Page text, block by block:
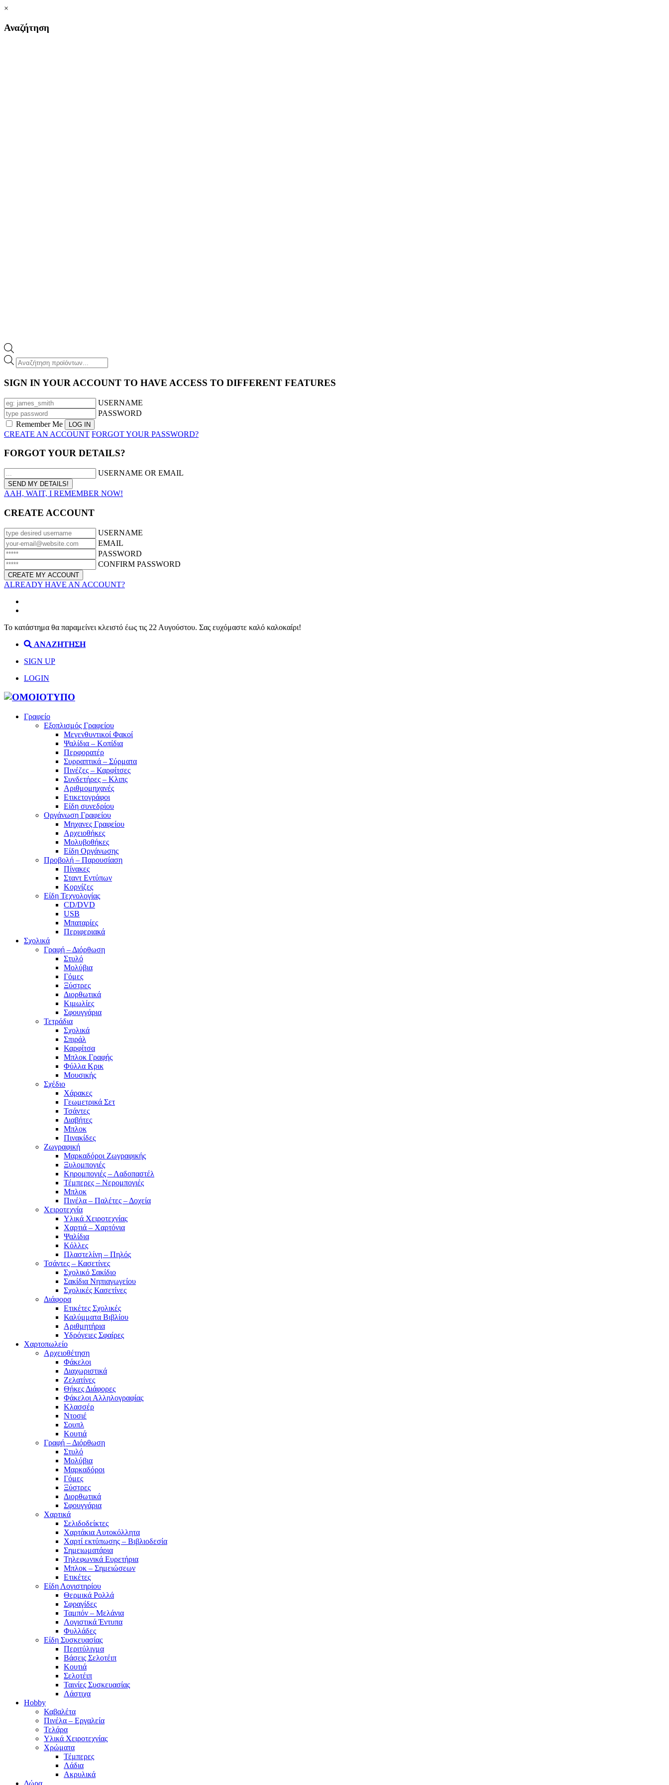
×
Αναζήτηση
Products
search
SIGN IN YOUR ACCOUNT TO HAVE ACCESS TO DIFFERENT FEATURES
USERNAME
PASSWORD
Remember Me
CREATE AN ACCOUNT FORGOT YOUR PASSWORD?
FORGOT YOUR DETAILS?
USERNAME OR EMAIL
AAH, WAIT, I REMEMBER NOW!
CREATE ACCOUNT
USERNAME
EMAIL
PASSWORD
CONFIRM PASSWORD
ALREADY HAVE AN ACCOUNT?
Το κατάστημα θα παραμείνει κλειστό έως τις 22 Αυγούστου. Σας ευχόμαστε καλό καλοκαίρι!
ΑΝΑΖΗΤΗΣΗ
SIGN UP
LOGIN
Γραφείο
Εξοπλισμός Γραφείου
Μεγενθυντικοί Φακοί
Ψαλίδια – Κοπίδια
Περφορατέρ
Συρραπτικά – Σύρματα
Πινέζες – Καρφίτσες
Συνδετήρες – Κλιπς
Αριθμομηχανές
Ετικετογράφοι
Είδη συνεδρίου
Οργάνωση Γραφείου
Μηχανες Γραφείου
Αρχειοθήκες
Μολυβοθήκες
Είδη Οργάνωσης
Προβολή – Παρουσίαση
Πίνακες
Σταντ Εντύπων
Κορνίζες
Είδη Τεχνολογίας
CD/DVD
USB
Μπαταρίες
Περιφεριακά
Σχολικά
Γραφή – Διόρθωση
Στυλό
Μολύβια
Γόμες
Ξύστρες
Διορθωτικά
Κιμωλίες
Σφουγγάρια
Τετράδια
Σχολικά
Σπιράλ
Καρφίτσα
Μπλοκ Γραφής
Φύλλα Κρικ
Μουσικής
Σχέδιο
Χάρακες
Γεωμετρικά Σετ
Τσάντες
Διαβήτες
Μπλοκ
Πινακίδες
Ζωγραφική
Μαρκαδόροι Ζωγραφικής
Ξυλομπογιές
Κηρομπογιές – Λαδοπαστέλ
Τέμπερες – Νερομπογιές
Μπλοκ
Πινέλα – Παλέτες – Δοχεία
Χειροτεχνία
Υλικά Χειροτεχνίας
Χαρτιά – Χαρτόνια
Ψαλίδια
Κόλλες
Πλαστελίνη – Πηλός
Τσάντες – Κασετίνες
Σχολικό Σακίδιο
Σακίδια Νηπιαγωγείου
Σχολικές Κασετίνες
Διάφορα
Ετικέτες Σχολικές
Καλύμματα Βιβλίου
Αριθμητήρια
Υδρόγειες Σφαίρες
Χαρτοπωλείο
Αρχειοθέτηση
Φάκελοι
Διαχωριστικά
Ζελατίνες
Θήκες Διάφορες
Φάκελοι Αλληλογραφίας
Κλασσέρ
Ντοσιέ
Σουπλ
Κουτιά
Γραφή – Διόρθωση
Στυλό
Μολύβια
Μαρκαδόροι
Γόμες
Ξύστρες
Διορθωτικά
Σφουγγάρια
Χαρτικά
Σελιδοδείκτες
Χαρτάκια Αυτοκόλλητα
Χαρτί εκτύπωσης – Βιβλιοδεσία
Σημειωματάρια
Τηλεφωνικά Ευρετήρια
Μπλοκ – Σημειώσεων
Ετικέτες
Είδη Λογιστηρίου
Θερμικά Ρολλά
Σφραγίδες
Ταμπόν – Μελάνια
Λογιστικά Έντυπα
Φυλλάδες
Είδη Συσκευασίας
Περιτύλιγμα
Βάσεις Σελοτέιπ
Κουτιά
Σελοτέιπ
Ταινίες Συσκευασίας
Λάστιχα
Hobby
Καβαλέτα
Πινέλα – Εργαλεία
Τελάρα
Υλικά Χειροτεχνίας
Χρώματα
Τέμπερες
Λάδια
Ακρυλικά
Δώρα